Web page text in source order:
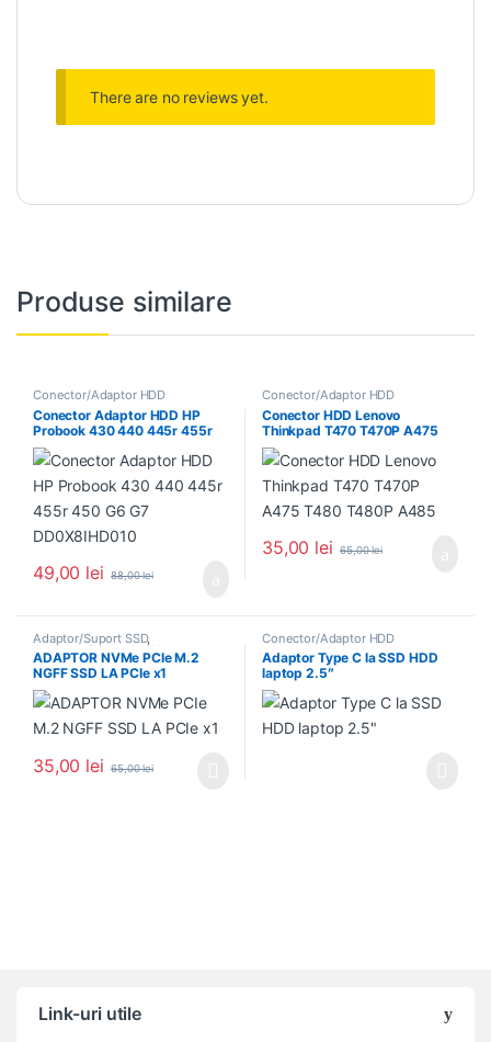
There are no reviews yet.
Produse similare
Conector/Adaptor HDD
Conector Adaptor HDD HP
Probook 430 440 445r 455r
450 G6 G7 DD0X8IHD010
49,00 lei 88,00lei
Conector/Adaptor HDD
Conector HDD Lenovo
Thinkpad T470 T470P A475
T480 T480P A485
35,00 lei 65,00lei
Adaptor/Suport SSD,
Conector/Adaptor HDD
ADAPTOR NVMe PCIe M.2
NGFF SSD LA PCIe x1
35,00 lei 65,00lei
Conector/Adaptor HDD
Adaptor Type C la SSD HDD
laptop 2.5″
Link-uri utile